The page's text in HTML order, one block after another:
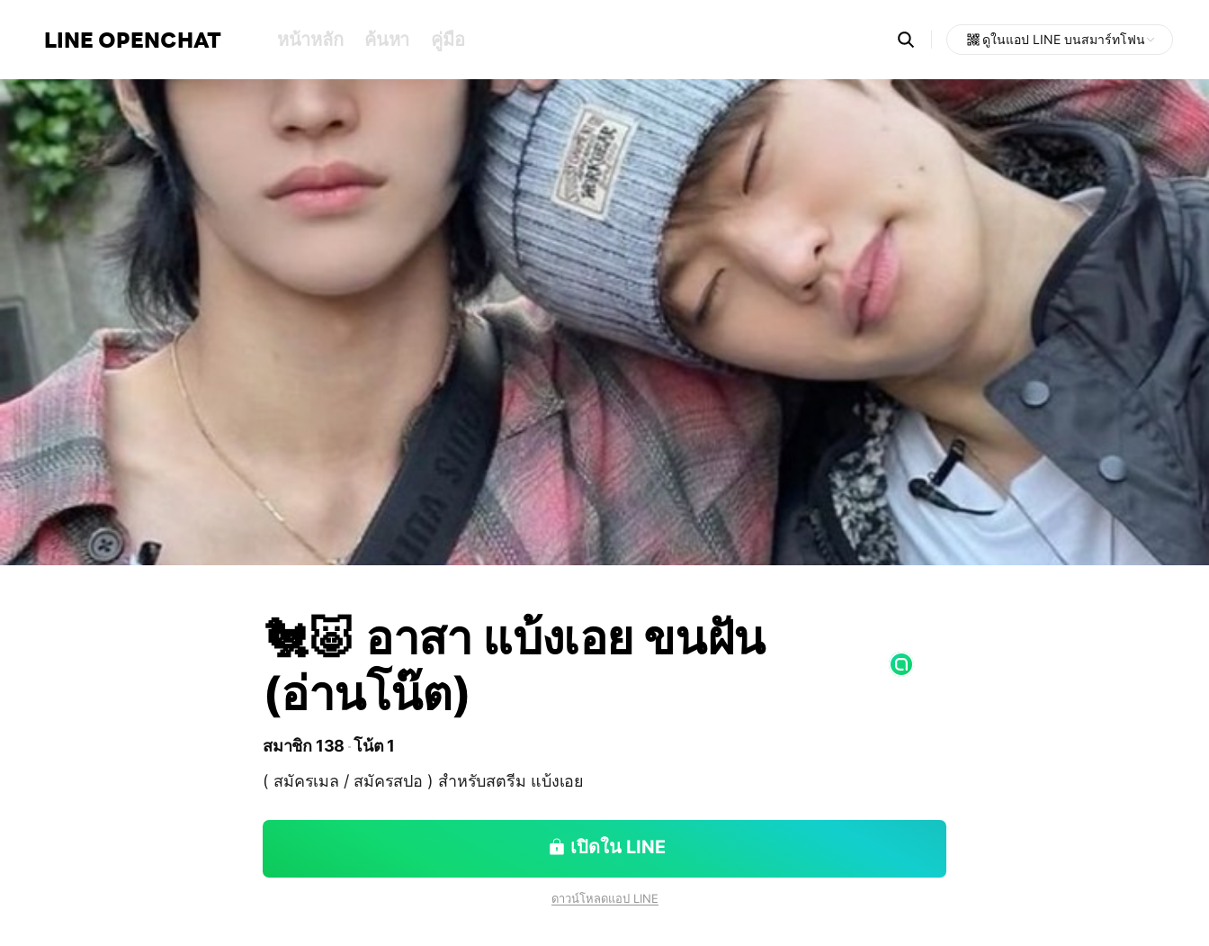
LINE OPENCHAT หน้าหลัก ค้นหา คู่มือ Search
OpenChats
messages
search
area
ดูในแอป LINE บนสมาร์ทโฟน
🐔🐷 อาสา แบ้งเอย ขนฝัน
(อ่านโน๊ต)
สมาชิก 138 โน้ต 1
( สมัครเมล / สมัครสปอ ) สำหรับสตรีม แบ้งเอย
เปิดใน LINE
ดาวน์โหลดแอป LINE